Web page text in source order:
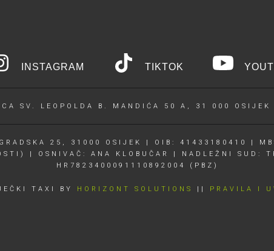
INSTAGRAM TIKTOK
SV. LEOPOLDA B. MANDIĆA 50 A, 31 000 OSIJEK
25, 31000 OSIJEK | OIB: 41433180410 |
| OSNIVAČ: ANA KLOBUČAR | NADLEŽNI SUD:
HR7823400091110892004 (PBZ)
TAXI BY HORIZONT SOLUTIONS || PRAVILA I